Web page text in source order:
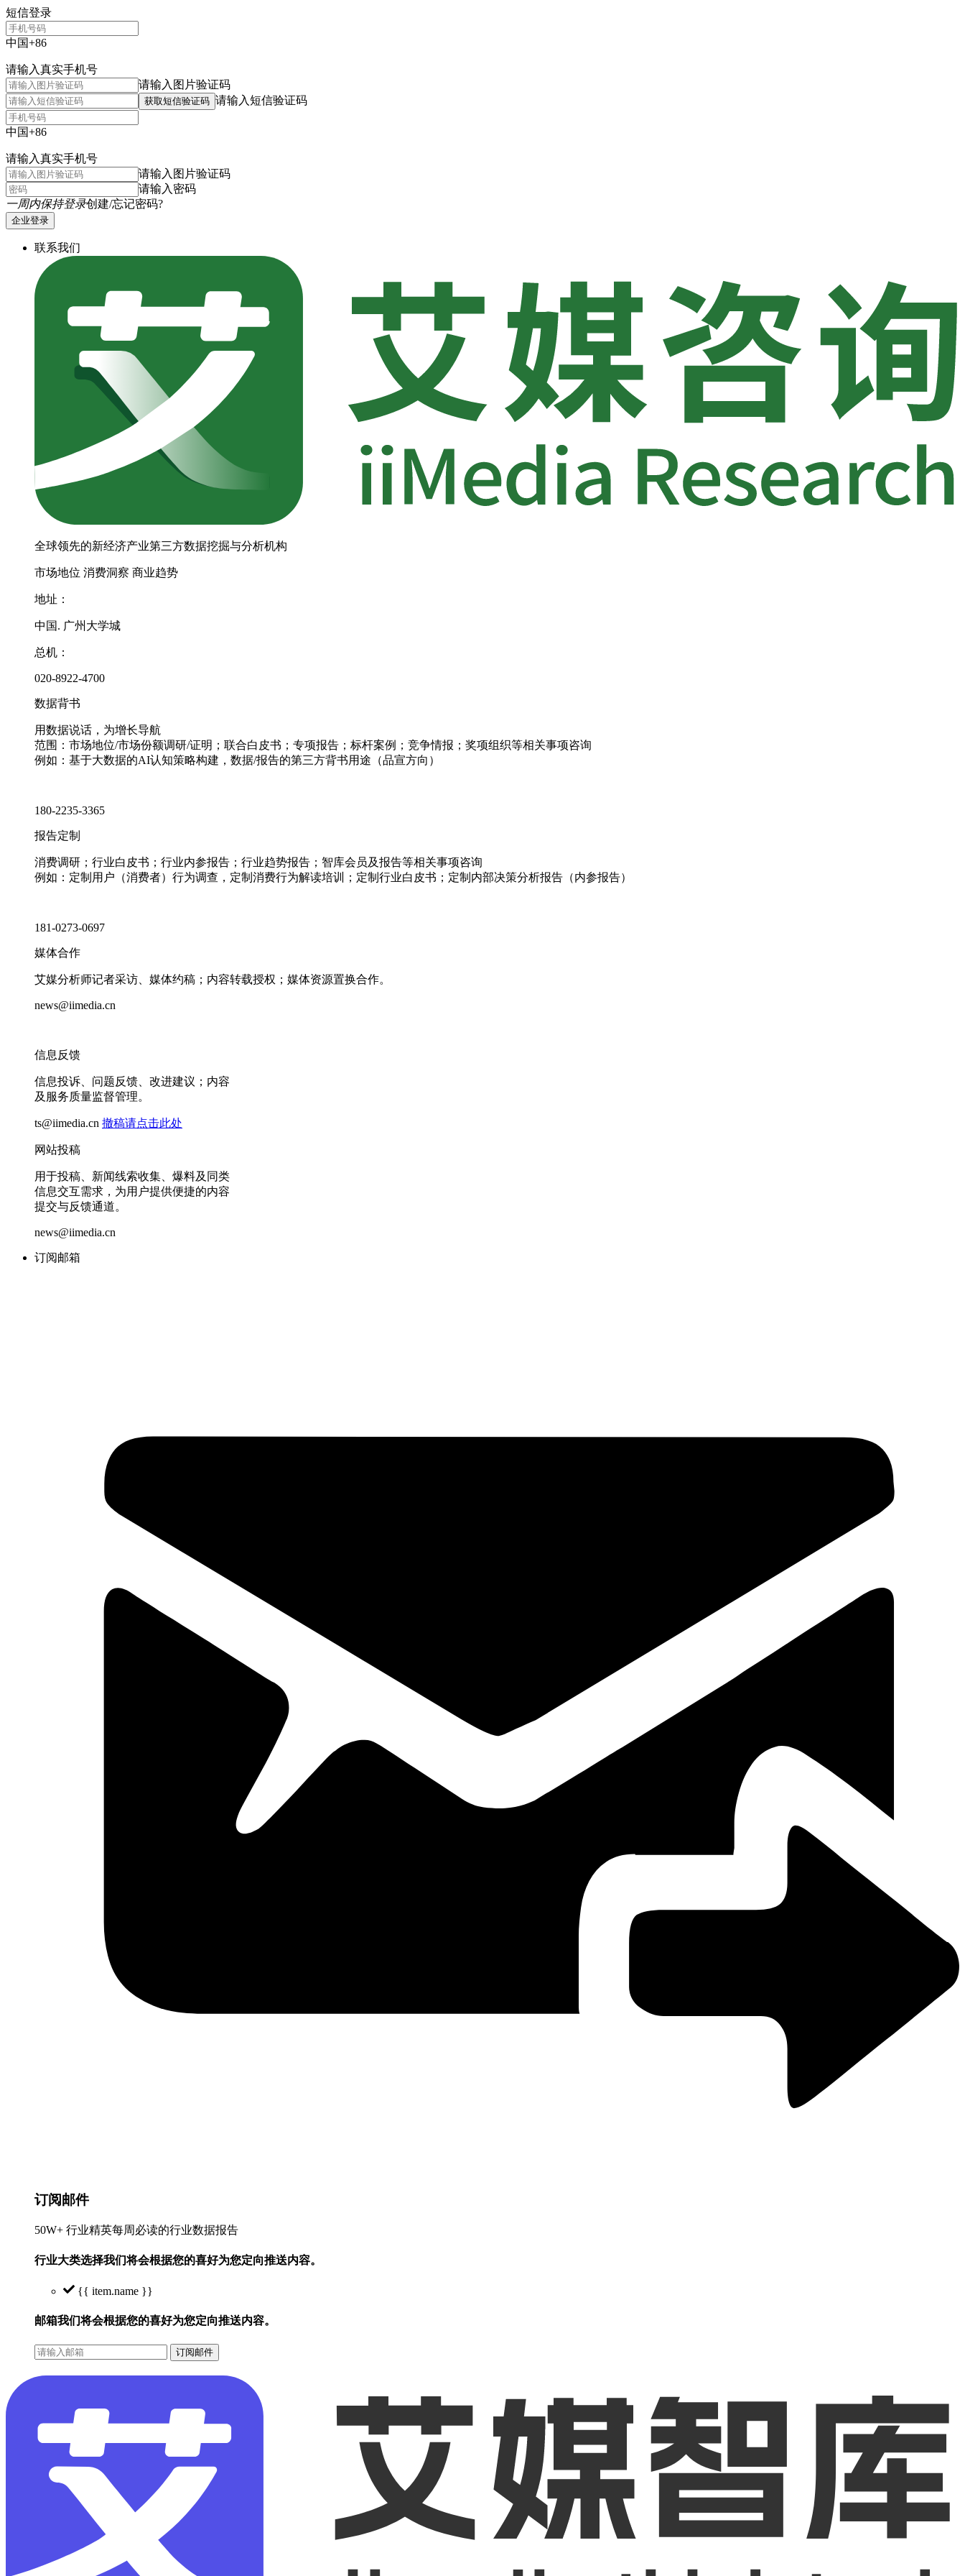
短信登录
中国+86
请输入真实手机号
请输入图片验证码
获取短信验证码 请输入短信验证码
中国+86
请输入真实手机号
请输入图片验证码
请输入密码
一周内保持登录创建/忘记密码?
企业登录
联系我们
全球领先的新经济产业第三方数据挖掘与分析机构
市场地位 消费洞察 商业趋势
地址：
中国. 广州大学城
总机：
020-8922-4700
数据背书
用数据说话，为增长导航
范围：市场地位/市场份额调研/证明；联合白皮书；专项报告；标杆案例；竞争情报；奖项组织等相关事项咨询
例如：基于大数据的AI认知策略构建，数据/报告的第三方背书用途（品宣方向）
180-2235-3365
报告定制
消费调研；行业白皮书；行业内参报告；行业趋势报告；智库会员及报告等相关事项咨询
例如：定制用户（消费者）行为调查，定制消费行为解读培训；定制行业白皮书；定制内部决策分析报告（内参报告）
181-0273-0697
媒体合作
艾媒分析师记者采访、媒体约稿；内容转载授权；媒体资源置换合作。
news@iimedia.cn
信息反馈
信息投诉、问题反馈、改进建议；内容
及服务质量监督管理。
ts@iimedia.cn 撤稿请点击此处
网站投稿
用于投稿、新闻线索收集、爆料及同类
信息交互需求，为用户提供便捷的内容
提交与反馈通道。
news@iimedia.cn
订阅邮箱
订阅邮件
50W+ 行业精英每周必读的行业数据报告
行业大类选择我们将会根据您的喜好为您定向推送内容。
{{ item.name }}
邮箱我们将会根据您的喜好为您定向推送内容。
订阅邮件